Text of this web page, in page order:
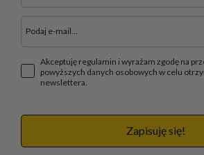
Akceptuję regulamin i wyrażam zgodę na
powyższych danych osobowych w celu
newslettera.
Zapisuję się!